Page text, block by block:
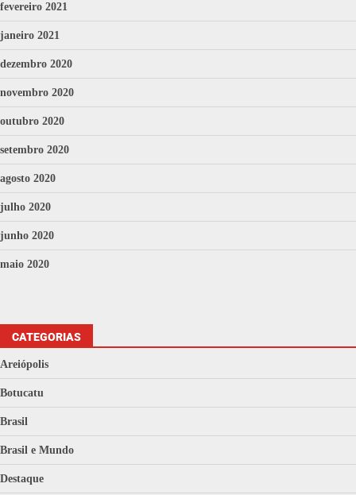
fevereiro 2021
janeiro 2021
dezembro 2020
novembro 2020
outubro 2020
setembro 2020
agosto 2020
julho 2020
junho 2020
maio 2020
CATEGORIAS
Areiópolis
Botucatu
Brasil
Brasil e Mundo
Destaque